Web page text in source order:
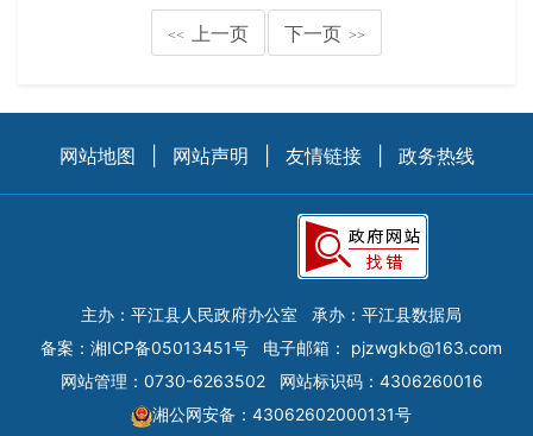
<< 上一页 下一页 >>
网站地图 网站声明 友情链接 政务热线
主办：平江县人民政府办公室
承办：平江县数据局
备案： 湘ICP备05013451号 电子邮箱： pjzwgkb@163.com
网站管理：0730-6263502
网站标识码：4306260016
湘公网安备：43062602000131号